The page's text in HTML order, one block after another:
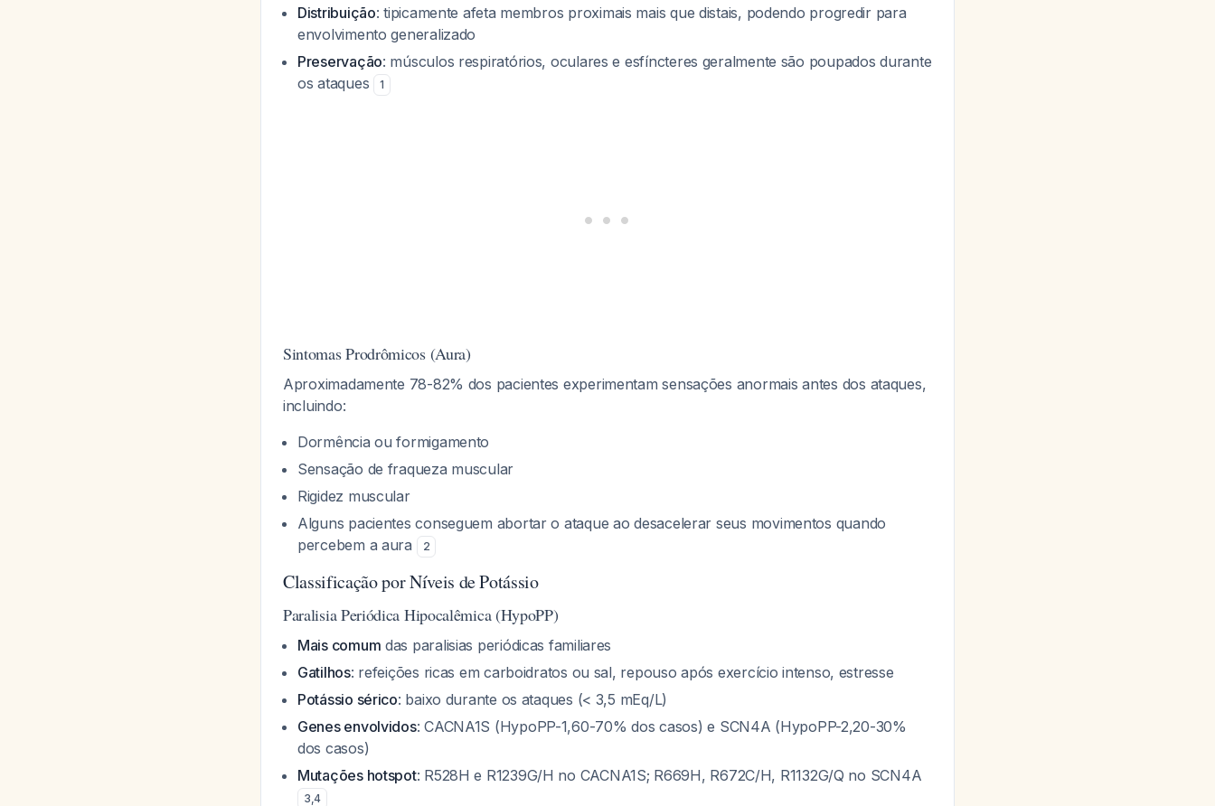
Distribuição: tipicamente afeta membros proximais mais que distais, podendo progredir para
envolvimento generalizado
Preservação: músculos respiratórios, oculares e esfíncteres geralmente são poupados durante
os ataques
1
Sintomas Prodrômicos (Aura)
Aproximadamente 78-82% dos pacientes experimentam sensações anormais antes dos ataques,
incluindo:
Dormência ou formigamento
Sensação de fraqueza muscular
Rigidez muscular
Alguns pacientes conseguem abortar o ataque ao desacelerar seus movimentos quando
percebem a aura
2
Classificação por Níveis de Potássio
Paralisia Periódica Hipocalêmica (HypoPP)
Mais comum das paralisias periódicas familiares
Gatilhos: refeições ricas em carboidratos ou sal, repouso após exercício intenso, estresse
Potássio sérico: baixo durante os ataques (< 3,5 mEq/L)
Genes envolvidos: CACNA1S (HypoPP-1,60-70% dos casos) e SCN4A (HypoPP-2,20-30%
dos casos)
Mutações hotspot: R528H e R1239G/H no CACNA1S; R669H, R672C/H, R1132G/Q no SCN4A
3,4